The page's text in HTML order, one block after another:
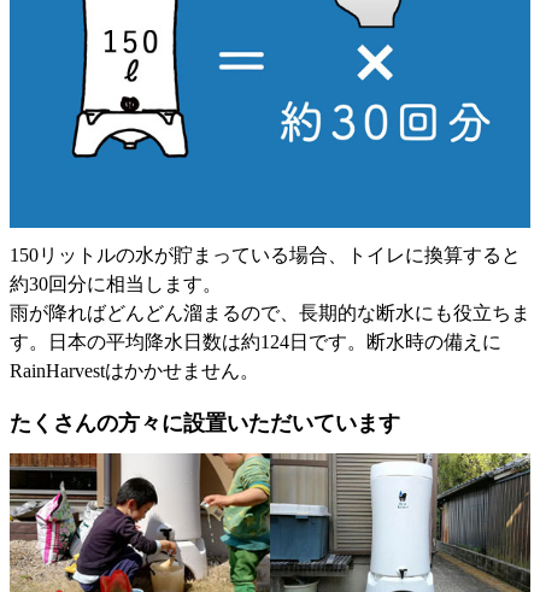
150リットルの水が貯まっている場合、トイレに換算すると
約30回分に相当します。
雨が降ればどんどん溜まるので、長期的な断水にも役立ちま
す。日本の平均降水日数は約124日です。断水時の備えに
RainHarvestはかかせません。
たくさんの方々に設置いただいています